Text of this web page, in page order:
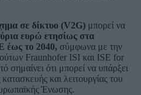
σε δίκτυο (V2G) μπορεί να
ευρώ ετησίως στα
έως το 2040, σύμφωνα με την
Fraunhofer ISI και ISE for
ότι μπορεί να υπάρξει
και λειτουργίας του
Ένωσης.